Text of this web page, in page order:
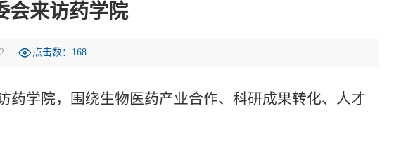
会来访药学院
点击数： 168
药学院，围绕生物医药产业合作、科研成果转化、人才